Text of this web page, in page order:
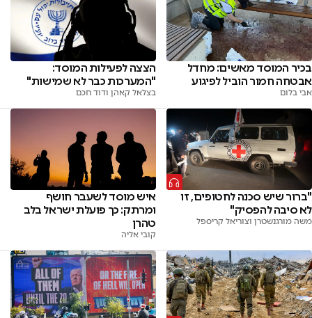
בכיר המוסד מאשים: מחדל
אבטחה חמור הוביל לפיגוע
אבי בלום
הצצה לפעילות המוסד:
"המערכות כבר לא שמישות"
בצלאל קאהן ודוד חכם
"ברור שיש סכנה לחטופים, זו
לא סיבה להפסיק"
משה מורגנשטרן וצוריאל קריספל
איש מוסד לשעבר חושף
ומרתק: כך פועלת ישראל בלב
טהרן
קובי אליה